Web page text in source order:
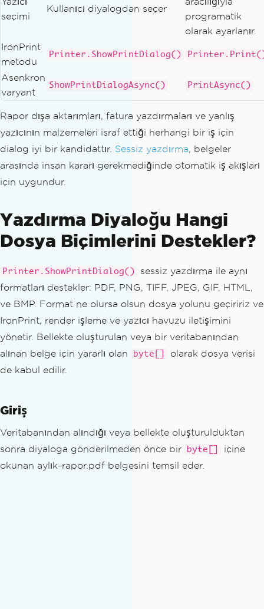
seçimi
Kullanıcı diyalogdan seçer
programatik
olarak ayarlanır.
IronPrint
metodu
Printer.ShowPrintDialog()
Asenkron
varyant
ShowPrintDialogAsync() PrintAsync()
Rapor dışa aktarımları, fatura yazdırmaları ve yanlış
yazıcının malzemeleri israf ettiği herhangi bir iş için
dialog iyi bir kandidattır. Sessiz yazdırma, belgeler
arasında insan kararı gerekmediğinde otomatik iş akışları
için uygundur.
Yazdırma Diyaloğu Hangi
Dosya Biçimlerini Destekler?
Printer.ShowPrintDialog()
sessiz yazdırma ile aynı
formatları destekler: PDF, PNG, TIFF, JPEG, GIF, HTML,
ve BMP. Format ne olursa olsun dosya yolunu geçiririz ve
IronPrint, render işleme ve yazıcı havuzu iletişimini
yönetir. Bellekte oluşturulan veya bir veritabanından
alınan belge için yararlı olan
byte[]
olarak dosya verisi
de kabul edilir.
Giriş
Veritabanından alındığı veya bellekte oluşturulduktan
sonra diyaloga gönderilmeden önce bir
byte[]
içine
okunan aylık-rapor.pdf belgesini temsil eder.